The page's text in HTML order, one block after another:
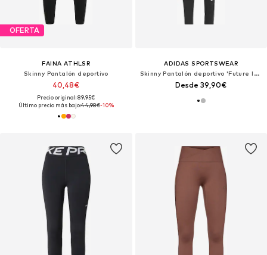
OFERTA
FAINA ATHLSR
Skinny Pantalón deportivo
40,48€
Precio original: 89,95€
Último precio más bajo:44,98€-10%
ADIDAS SPORTSWEAR
Skinny Pantalón deportivo 'Future Icons'
Desde 39,90€